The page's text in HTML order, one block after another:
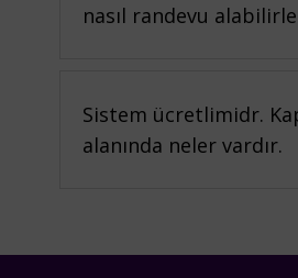
nasıl randevu
Sistem ücretlimidr.
alanında neler vardır.